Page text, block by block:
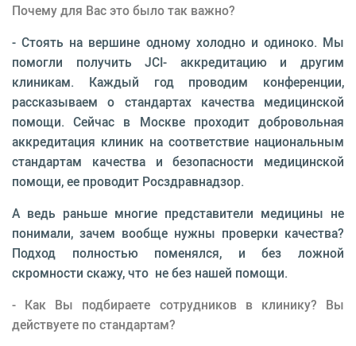
Почему для Вас это было так важно?
- Стоять на вершине одному холодно и одиноко. Мы
помогли получить JCI- аккредитацию и другим
клиникам. Каждый год проводим конференции,
рассказываем о стандартах качества медицинской
помощи. Сейчас в Москве проходит добровольная
аккредитация клиник на соответствие национальным
стандартам качества и безопасности медицинской
помощи, ее проводит Росздравнадзор.
А ведь раньше многие представители медицины не
понимали, зачем вообще нужны проверки качества?
Подход полностью поменялся, и без ложной
скромности скажу, что не без нашей помощи.
- Как Вы подбираете сотрудников в клинику? Вы
действуете по стандартам?